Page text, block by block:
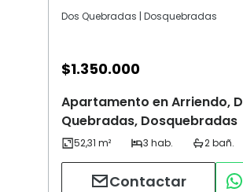
Dos Quebradas | Dosquebradas
$1.350.000
Apartamento en Arriendo,
Quebradas, Dosquebradas
Contactar